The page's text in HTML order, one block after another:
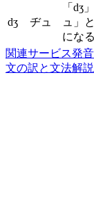
dʒ ヂュ
「dʒ
ュ」
になる
関連サービス発
文の訳と文法解